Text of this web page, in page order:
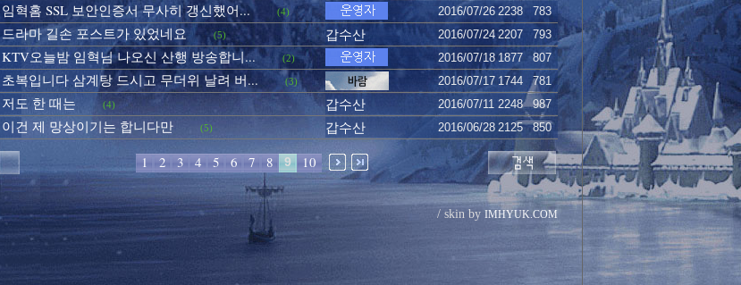
임혁홈 SSL 보안인증서 무사히 갱신했어... (4) 2016/07/26 2238 783
드라마 길손 포스트가 있었네요 (5) 갑수산 2016/07/24 2207 793
KTV오늘밤 임혁님 나오신 산행 방송합니... (2) 2016/07/18 1877 807
초복입니다 삼계탕 드시고 무더위 날려 버... (3) 2016/07/17 1744 781
저도 한 때는 (4) 갑수산 2016/07/11 2248 987
이건 제 망상이기는 합니다만 (5) 갑수산 2016/06/28 2125 850
1 2 3 4 5 6 7 8 9 10
/ skin by IMHYUK.COM